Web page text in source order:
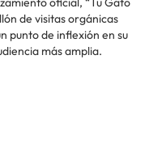
de visitas orgánicas
punto de inflexión en su
más amplia.